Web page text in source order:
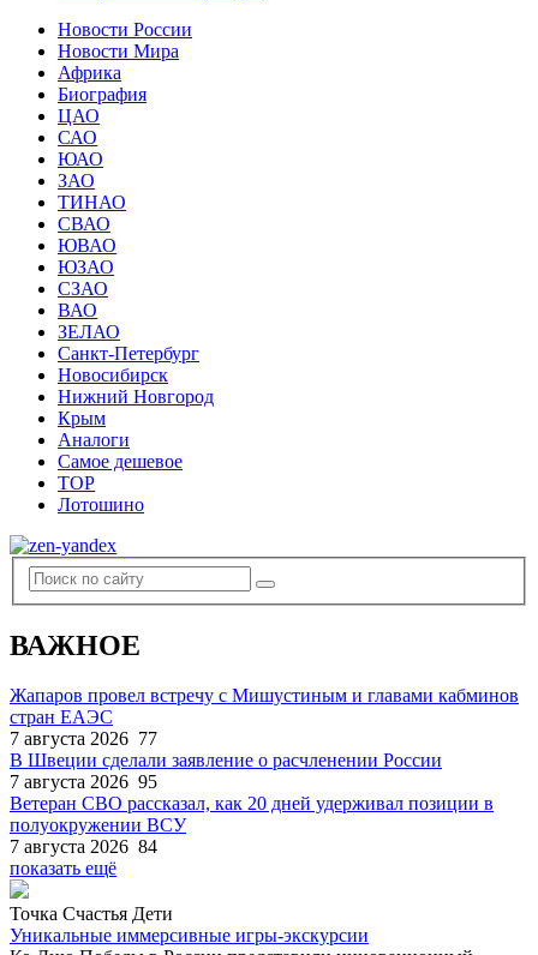
Новости России
Новости Мира
Африка
Биография
ЦАО
САО
ЮАО
ЗАО
ТИНАО
СВАО
ЮВАО
ЮЗАО
СЗАО
ВАО
ЗЕЛАО
Санкт-Петербург
Новосибирск
Нижний Новгород
Крым
Аналоги
Самое дешевое
TOP
Лотошино
ВАЖНОЕ
Жапаров провел встречу с Мишустиным и главами кабминов
стран ЕАЭС
7 августа 2026 77
В Швеции сделали заявление о расчленении России
7 августа 2026 95
Ветеран СВО рассказал, как 20 дней удерживал позиции в
полуокружении ВСУ
7 августа 2026 84
показать ещё
Точка Счастья Дети
Уникальные иммерсивные игры-экскурсии